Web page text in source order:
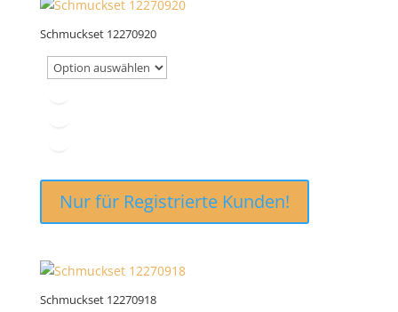
Schmuckset 12270920
Nur für Registrierte Kunden!
Schmuckset 12270918